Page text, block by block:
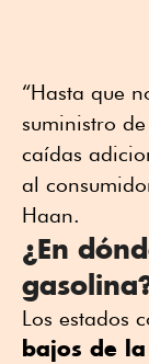
“Hasta que
suministro
caídas
al
Haan.
¿En
Los estados
bajos de